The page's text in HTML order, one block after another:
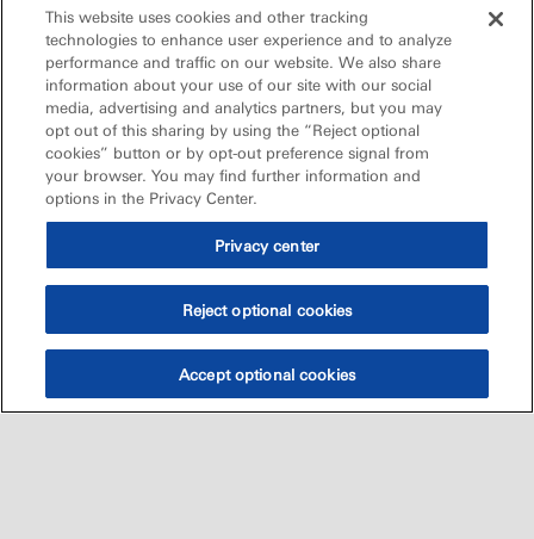
This website uses cookies and other tracking
technologies to enhance user experience and to analyze
performance and traffic on our website. We also share
information about your use of our site with our social
media, advertising and analytics partners, but you may
opt out of this sharing by using the “Reject optional
cookies” button or by opt-out preference signal from
your browser. You may find further information and
options in the Privacy Center.
Privacy center
Reject optional cookies
Accept optional cookies